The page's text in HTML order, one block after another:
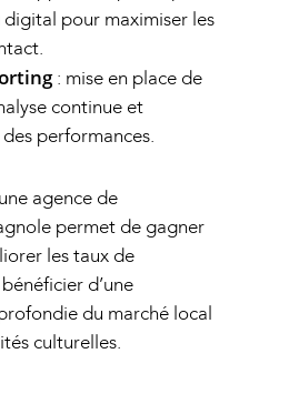
pour maximiser les
: mise en place de
continue et
performances.
agence de
permet de gagner
les taux de
d’une
du marché local
culturelles.